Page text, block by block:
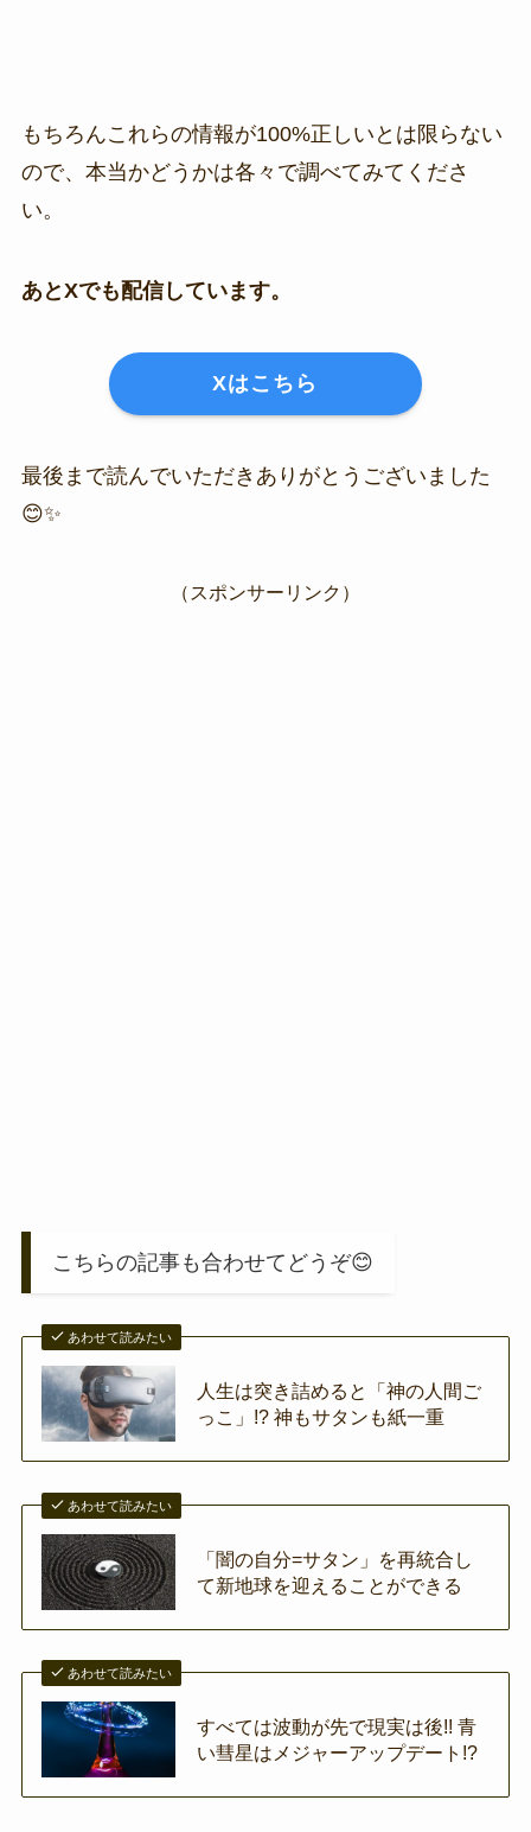
もちろんこれらの情報が100%正しいとは限らない
ので、本当かどうかは各々で調べてみてくださ
い。
あとXでも配信しています。
Xはこちら
最後まで読んでいただきありがとうございました
😊✨
（スポンサーリンク）
こちらの記事も合わせてどうぞ😊
あわせて読みたい
人生は突き詰めると「神の人間ご
っこ」!? 神もサタンも紙一重
あわせて読みたい
「闇の自分=サタン」を再統合し
て新地球を迎えることができる
あわせて読みたい
すべては波動が先で現実は後!! 青
い彗星はメジャーアップデート!?